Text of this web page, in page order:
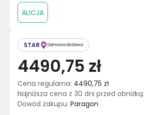
STAR Darmowa dostawa
4490,75 zł
Cena regularna: 4490,75 zł
Najniższa cena z 30 dni przed obniżką:
Dowód zakupu: Paragon
ALICJA